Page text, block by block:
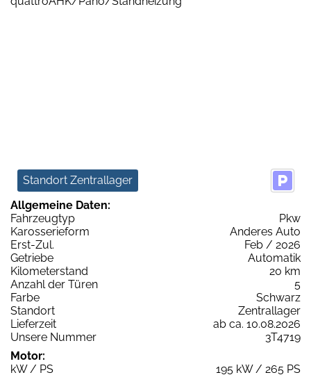
Standort Zentrallager
Allgemeine Daten:
Fahrzeugtyp
Pkw
Karosserieform
Anderes Auto
Erst-Zul.
Feb / 2026
Getriebe
Automatik
Kilometerstand
20 km
Anzahl der Türen
5
Farbe
Schwarz
Standort
Zentrallager
Lieferzeit
ab ca. 10.08.2026
Unsere Nummer
3T4719
Motor:
kW / PS
195 kW / 265 PS